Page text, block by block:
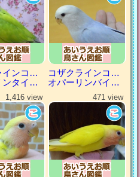
コザクラインコ（小桜インコ）
オパーリンタイガー
コザクラインコ（小桜インコ）
オパーリンバイオレット
1,416 view 471 view